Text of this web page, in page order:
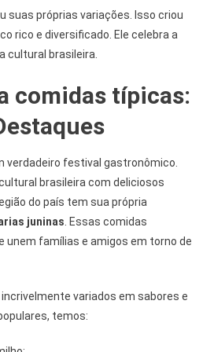
suas próprias variações. Isso criou
rico e diversificado. Ele celebra a
cultural brasileira.
comidas típicas:
verdadeiro festival gastronômico.
brasileira com deliciosos
do país tem sua própria
juninas . Essas comidas
unem famílias e amigos em torno de
variados em sabores e
temos: